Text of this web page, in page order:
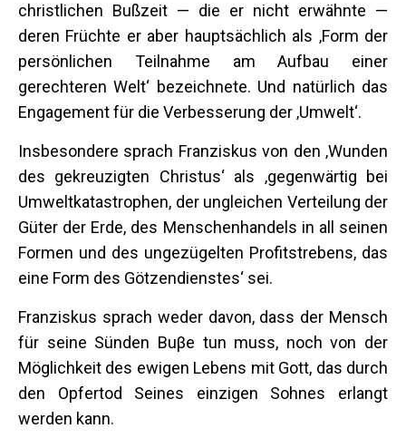
christlichen Bußzeit — die er nicht erwähnte —
deren Früchte er aber hauptsächlich als ‚Form der
persönlichen Teilnahme am Aufbau einer
gerechteren Welt‘ bezeichnete. Und natürlich das
Engagement für die Verbesserung der ‚Umwelt‘.
Insbesondere sprach Franziskus von den ‚Wunden
des gekreuzigten Christus‘ als ‚gegenwärtig bei
Umweltkatastrophen, der ungleichen Verteilung der
Güter der Erde, des Menschenhandels in all seinen
Formen und des ungezügelten Profitstrebens, das
eine Form des Götzendienstes‘ sei.
Franziskus sprach weder davon, dass der Mensch
für seine Sünden Buβe tun muss, noch von der
Möglichkeit des ewigen Lebens mit Gott, das durch
den Opfertod Seines einzigen Sohnes erlangt
werden kann.